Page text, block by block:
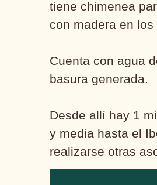
tiene chimenea
con madera en los
Cuenta con agua
basura generada.
Desde allí hay 1
y media hasta el
realizarse otras